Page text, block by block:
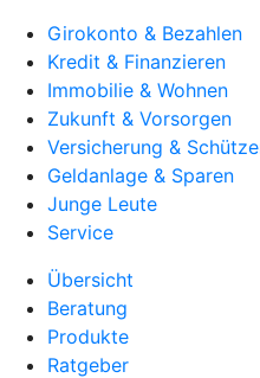
Girokonto & Bezahlen
Kredit & Finanzieren
Immobilie & Wohnen
Zukunft & Vorsorgen
Versicherung &
Geldanlage & Sparen
Junge Leute
Service
Übersicht
Beratung
Produkte
Ratgeber